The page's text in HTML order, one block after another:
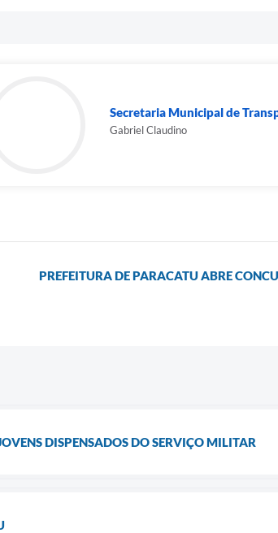
Secretaria Municipal de
Gabriel Claudino
PREFEITURA DE PARACATU ABRE
DISPENSADOS DO SERVIÇO MILITAR